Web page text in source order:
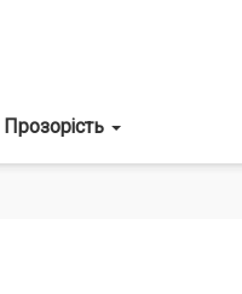
Прозорість